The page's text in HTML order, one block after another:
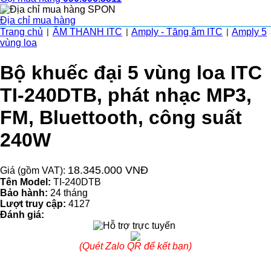
Địa chỉ mua hàng
Trang chủ
ÂM THANH ITC Amply - Tăng âm ITC
Amply 5
vùng loa
Bộ khuếc đại 5 vùng loa ITC
TI-240DTB, phát nhạc MP3,
FM, Bluettooth, công suất
240W
Giá (gồm VAT): 18.345.000 VNĐ
Tên Model: TI-240DTB
Bảo hành: 24 tháng
Lượt truy cập: 4127
Đánh giá:
(Quét Zalo QR để kết bạn)